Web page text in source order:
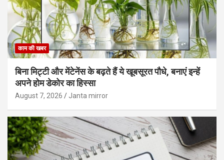
काम की खबर
बिना मिट्टी और मेंटेनेंस के बढ़ते हैं ये खूबसूरत पौधे, बनाएं इन्‍हें
अपने होम डेकोर का हिस्‍सा
August 7, 2026 Janta mirror